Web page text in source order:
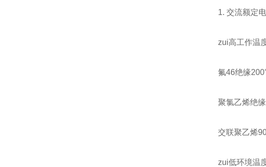
1. 交流额定电
zui高工作温度
氟46绝缘
聚氯乙烯绝
交联聚乙烯
zui低环境温度